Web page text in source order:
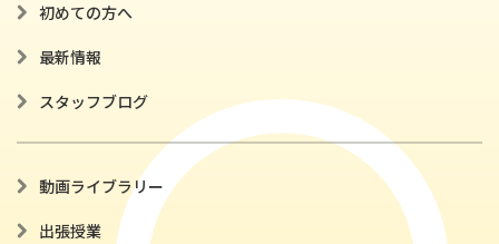
初めての方へ
最新情報
スタッフブログ
動画ライブラリー
出張授業